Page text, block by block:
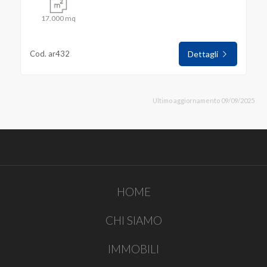
17.000 mq
Cod. ar432 Dettagli
Ultimo aggiornamento 09/09/2025
HOME
CHI SIAMO
IMMOBILI